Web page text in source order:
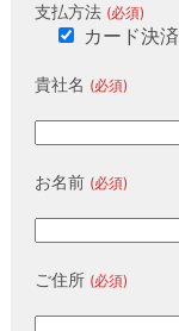
支払方法 (必須)
カード決済
貴社名 (必須)
お名前 (必須)
ご住所 (必須)